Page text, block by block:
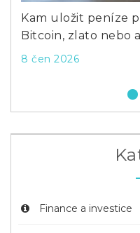
Kam uložit peníze
Bitcoin, zlato nebo
8 čen 2026
Finance a investice